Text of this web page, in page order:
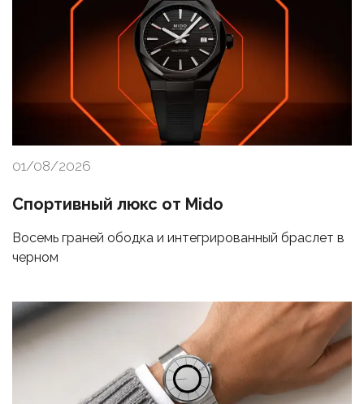
01/08/2026
Спортивный люкс от Mido
Восемь граней ободка и интегрированный браслет в
черном